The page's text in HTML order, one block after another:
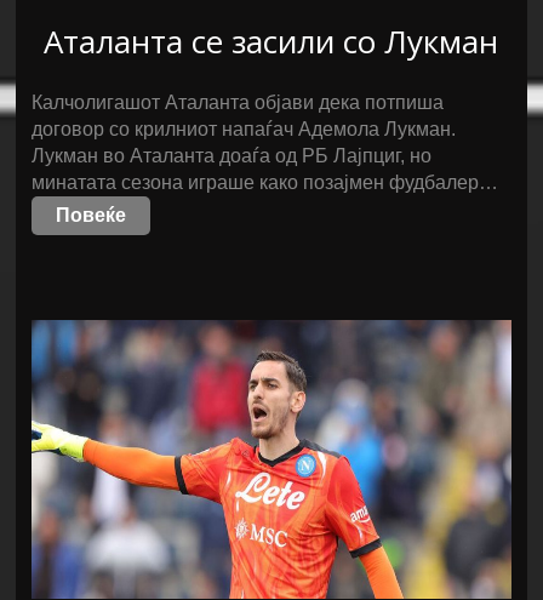
Аталанта се засили со Лукман
Калчолигашот Аталанта објави дека потпиша
договор со крилниот напаѓач Адемола Лукман.
Лукман во Аталанта доаѓа од РБ Лајпциг, но
минатата сезона играше како позајмен фудбалер…
Повеќе